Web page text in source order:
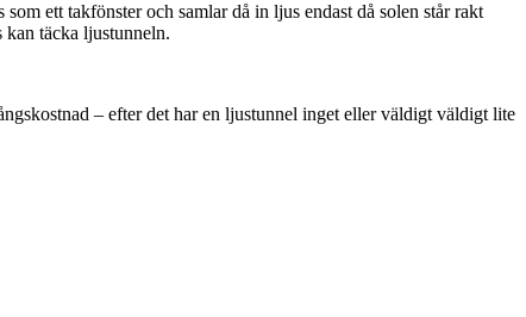
ett takfönster och samlar då in ljus endast då solen står rakt
täcka ljustunneln.
– efter det har en ljustunnel inget eller väldigt väldigt lite